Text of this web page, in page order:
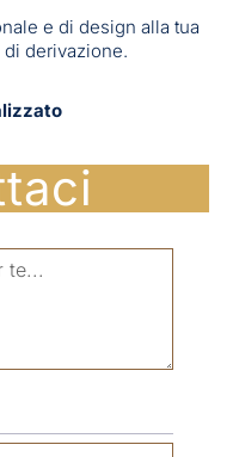
e di design alla tua
derivazione.